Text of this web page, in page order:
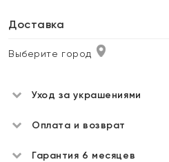
Доставка
Выберите город
Уход за украшениями
Оплата и возврат
Гарантия 6 месяцев